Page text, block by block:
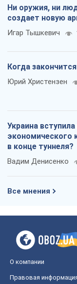
Ни оружия, ни
создает новую
Игар Тышкевич
Когда
Юрий Христензен
Украина
экономического
в конце туннеля?
Вадим Денисенко
Все мнения
О компании
Правовая